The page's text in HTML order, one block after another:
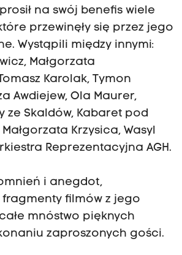
na swój benefis wiele
przewinęły się przez jego
Wystąpili między innymi:
Małgorzata
Karolak, Tymon
Awdiejew, Ola Maurer,
ze Skaldów, Kabaret pod
Krzysica, Wasyl
Reprezentacyjna AGH.
i anegdot,
filmów z jego
mnóstwo pięknych
zaproszonych gości.